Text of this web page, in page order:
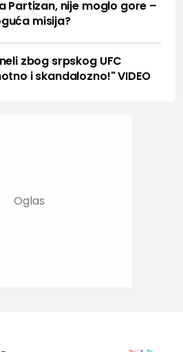
Partizan, nije moglo gore –
misija?
zbog srpskog UFC
i skandalozno!" VIDEO